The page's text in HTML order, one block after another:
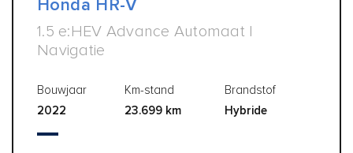
Honda HR-V
1.5 e:HEV Advance Automaat |
Navigatie
Bouwjaar
2022
Km-stand
23.699 km
Brandstof
Hybride